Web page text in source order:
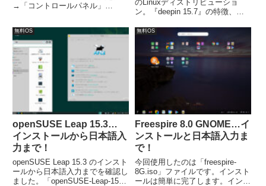
→「コントロールパネル」
「メニュー」→「アプリケーショ
ン」→「設定」→「Fcitx設定」
で入力メソッドの設定を行いま
す。
のLinuxディストリビューショ
ン。『deepin 15.7』の特徴、主
ップトップPCの電力最適化、メ
モリの最適化など。システム要件
（メモリの目安）、最小構成：
2GB、標準構成：8GB。
無料OS
openSUSE Leap 15.3…
インストールから日本語入
力まで！
openSUSE Leap 15.3 のインスト
ールから日本語入力までを確認し
ました。「openSUSE-Leap-15.3-
無料OS
Freespire 8.0 GNOME…イ
ンストールと日本語入力ま
で！
今回使用したのは「freespire-
8G.iso」ファイルです。インスト
ールは簡単に完了します。インス